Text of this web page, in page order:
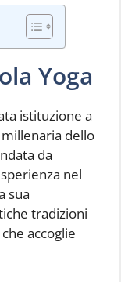
Yoga
istituzione a
dello
da
nel
sua
tradizioni
accoglie